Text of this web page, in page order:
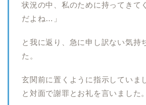
状況の中、私のために持ってきて
だよね…」
と我に返り、急に申し訳ない気持
た。
玄関前に置くように指示していま
と対面で謝罪とお礼を言いました。